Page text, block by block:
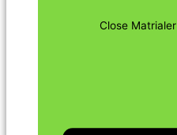
Close Matrialer